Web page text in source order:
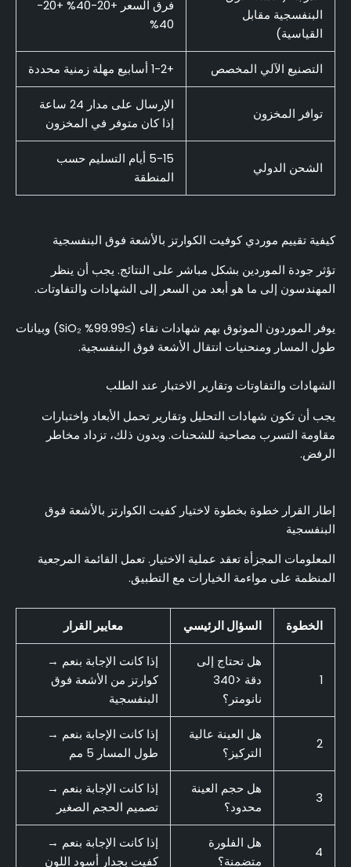
البنفسجية مقابل
القياسية)
فرق السعر +20-40% +20-
40%
التصنيع الآلي المخصص +1-2 أسابيع مهلة زمنية محددة
توافر المخزون
الإرسال على مدار 24 ساعة
إذا كان متوفر في المخزون
الشحن الدولي
5-15 أيام التسليم حسب
المنطقة
كيفية تقييم موردي كوفيت الكوارتز بالأشعة فوق البنفسجية
تؤثر جودة الموردين بشكل مباشر على النتائج. يجب أن ينظر
المهندسون إلى ما هو أبعد من السعر إلى الشهادات والتفاوتات.
يوفر الموردون الموثوق بهم شهادات نقاء (≥99.99% SiO₂) وبيانات
طول المسار ومنحنيات انتقال الأشعة فوق البنفسجية.
الشهادات والتفاوتات وتقارير الاختبار عند الطلب
يجب أن تكون شهادات التحليل وتقارير تحمل الأبعاد واختبارات
مقاومة التسرب مصاحبة للشحنات. وبدون ذلك، تزداد مخاطر
الرفض.
إطار القرار خطوة بخطوة لاختيار كفيت الكوارتز بالأشعة فوق
البنفسجية
المعلومات المجزأة تعقد عملية الاختيار. تعمل القائمة المرجعية
المنظمة على مواءمة الخيارات مع التطبيق.
الخطوة السؤال الرئيسي معايير القرار
1
هل تحتاج إلى
دقة <340
نانومتر؟
إذا كانت الإجابة بنعم →
كوارتز من الأشعة فوق
البنفسجية
2
هل العينة عالية
التركيز؟
إذا كانت الإجابة بنعم →
طول المسار 5 مم
3
هل حجم العينة
محدود؟
إذا كانت الإجابة بنعم →
تصميم الحجم الصغير
4
هل الفلورة
متضمنة؟
إذا كانت الإجابة بنعم →
كفيت بجدار أسود اللون